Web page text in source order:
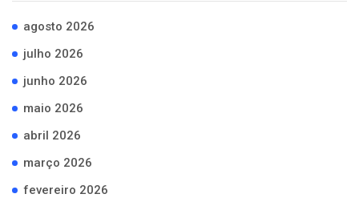
agosto 2026
julho 2026
junho 2026
maio 2026
abril 2026
março 2026
fevereiro 2026